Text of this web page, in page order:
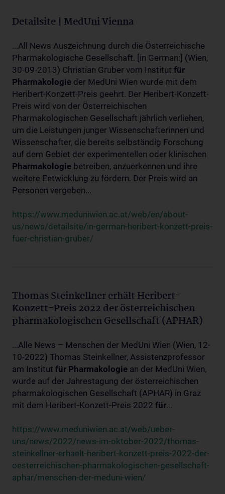
Detailsite | MedUni Vienna
...All News Auszeichnung durch die Österreichische
Pharmakologische Gesellschaft. [in German:] (Wien,
30-09-2013) Christian Gruber vom Institut für
Pharmakologie der MedUni Wien wurde mit dem
Heribert-Konzett-Preis geehrt. Der Heribert-Konzett-
Preis wird von der Österreichischen
Pharmakologischen Gesellschaft jährlich verliehen,
um die Leistungen junger Wissenschafterinnen und
Wissenschafter, die bereits selbständig Forschung
auf dem Gebiet der experimentellen oder klinischen
Pharmakologie betreiben, anzuerkennen und ihre
weitere Entwicklung zu fördern. Der Preis wird an
Personen vergeben...
https://www.meduniwien.ac.at/web/en/about-
us/news/detailsite/in-german-heribert-konzett-preis-
fuer-christian-gruber/
Thomas Steinkellner erhält Heribert-
Konzett-Preis 2022 der österreichischen
pharmakologischen Gesellschaft (APHAR)
...Alle News – Menschen der MedUni Wien (Wien, 12-
10-2022) Thomas Steinkellner, Assistenzprofessor
am Institut für Pharmakologie an der MedUni Wien,
wurde auf der Jahrestagung der österreichischen
pharmakologischen Gesellschaft (APHAR) in Graz
mit dem Heribert-Konzett-Preis 2022 für...
https://www.meduniwien.ac.at/web/ueber-
uns/news/2022/news-im-oktober-2022/thomas-
steinkellner-erhaelt-heribert-konzett-preis-2022-der-
oesterreichischen-pharmakologischen-gesellschaft-
aphar/menschen-der-meduni-wien/